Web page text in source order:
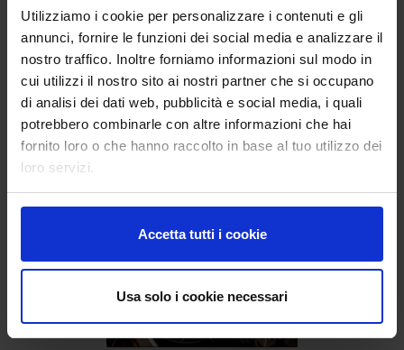
Utilizziamo i cookie per personalizzare i contenuti e gli
annunci, fornire le funzioni dei social media e analizzare il
nostro traffico. Inoltre forniamo informazioni sul modo in
cui utilizzi il nostro sito ai nostri partner che si occupano
di analisi dei dati web, pubblicità e social media, i quali
potrebbero combinarle con altre informazioni che hai
fornito loro o che hanno raccolto in base al tuo utilizzo dei
loro servizi.
Accetta tutti i cookie
Usa solo i cookie necessari